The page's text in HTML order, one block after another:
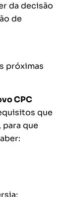
da decisão
de
próximas
CPC
que
que